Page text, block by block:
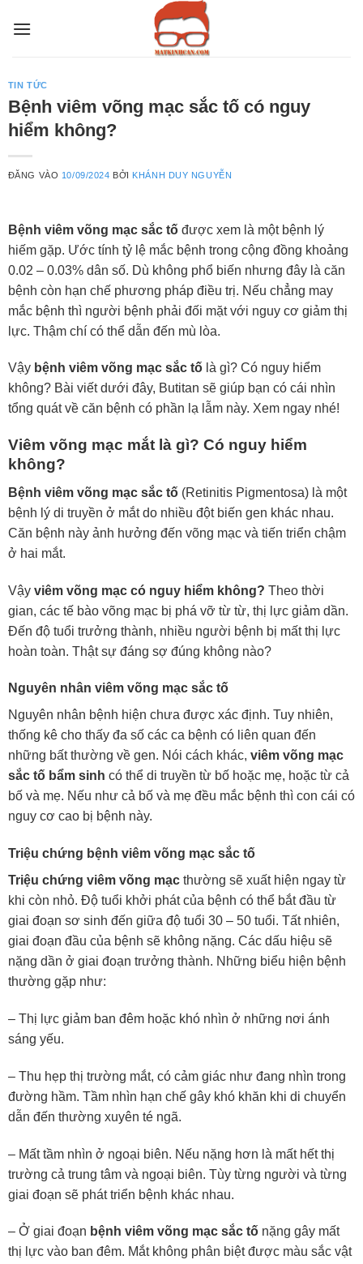
qua
TIN TỨC
Bệnh viêm võng mạc sắc tố có nguy
hiểm không?
ĐĂNG VÀO 10/09/2024 BỞI KHÁNH DUY NGUYỄN
Bệnh viêm võng mạc sắc tốđược xem là một bệnh lý
hiếm gặp. Ước tính tỷ lệ mắc bệnh trong cộng đồng khoảng
0.02 – 0.03% dân số. Dù không phổ biến nhưng đây là căn
bệnh còn hạn chế phương pháp điều trị. Nếu chẳng may
mắc bệnh thì người bệnh phải đối mặt với nguy cơ giảm thị
lực. Thậm chí có thể dẫn đến mù lòa.
Vậy bệnh viêm võng mạc sắc tốlà gì? Có nguy hiểm
không? Bài viết dưới đây, Butitan sẽ giúp bạn có cái nhìn
tổng quát về căn bệnh có phần lạ lẫm này. Xem ngay nhé!
Viêm võng mạc mắt là gì? Có nguy hiểm
không?
Bệnh viêm võng mạc sắc tố(Retinitis Pigmentosa) là một
bệnh lý di truyền ở mắt do nhiều đột biến gen khác nhau.
Căn bệnh này ảnh hưởng đến võng mạc và tiến triển chậm
ở hai mắt.
Vậy viêm võng mạc có nguy hiểm không? Theo thời
gian, các tế bào võng mạc bị phá vỡ từ từ, thị lực giảm dần.
Đến độ tuổi trưởng thành, nhiều người bệnh bị mất thị lực
hoàn toàn. Thật sự đáng sợ đúng không nào?
Nguyên nhân viêm võng mạc sắc tố
Nguyên nhân bệnh hiện chưa được xác định. Tuy nhiên,
thống kê cho thấy đa số các ca bệnh có liên quan đến
những bất thường về gen. Nói cách khác, viêm võng mạc
sắc tố bẩm sinh có thể di truyền từ bố hoặc mẹ, hoặc từ cả
bố và mẹ. Nếu như cả bố và mẹ đều mắc bệnh thì con cái có
nguy cơ cao bị bệnh này.
Triệu chứng bệnh viêm võng mạc sắc tố
Triệu chứng viêm võng mạcthường sẽ xuất hiện ngay từ
khi còn nhỏ. Độ tuổi khởi phát của bệnh có thể bắt đầu từ
giai đoạn sơ sinh đến giữa độ tuổi 30 – 50 tuổi. Tất nhiên,
giai đoạn đầu của bệnh sẽ không nặng. Các dấu hiệu sẽ
nặng dần ở giai đoạn trưởng thành. Những biểu hiện bệnh
thường gặp như:
– Thị lực giảm ban đêm hoặc khó nhìn ở những nơi ánh
sáng yếu.
– Thu hẹp thị trường mắt, có cảm giác như đang nhìn trong
đường hầm. Tầm nhìn hạn chế gây khó khăn khi di chuyển
dẫn đến thường xuyên té ngã.
– Mất tầm nhìn ở ngoại biên. Nếu nặng hơn là mất hết thị
trường cả trung tâm và ngoại biên. Tùy từng người và từng
giai đoạn sẽ phát triển bệnh khác nhau.
– Ở giai đoạn bệnh viêm võng mạc sắc tốnặng gây mất
thị lực vào ban đêm. Mắt không phân biệt được màu sắc vật